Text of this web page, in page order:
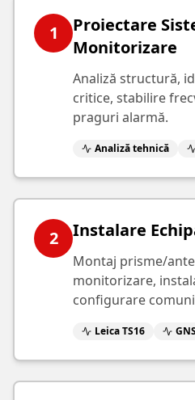
1
Proiectare
Monitorizare
Analiză structură,
critice, stabilire
praguri alarmă.
Analiză tehnică
2 Instalare
Montaj prisme/
monitorizare,
configurare
Leica TS16